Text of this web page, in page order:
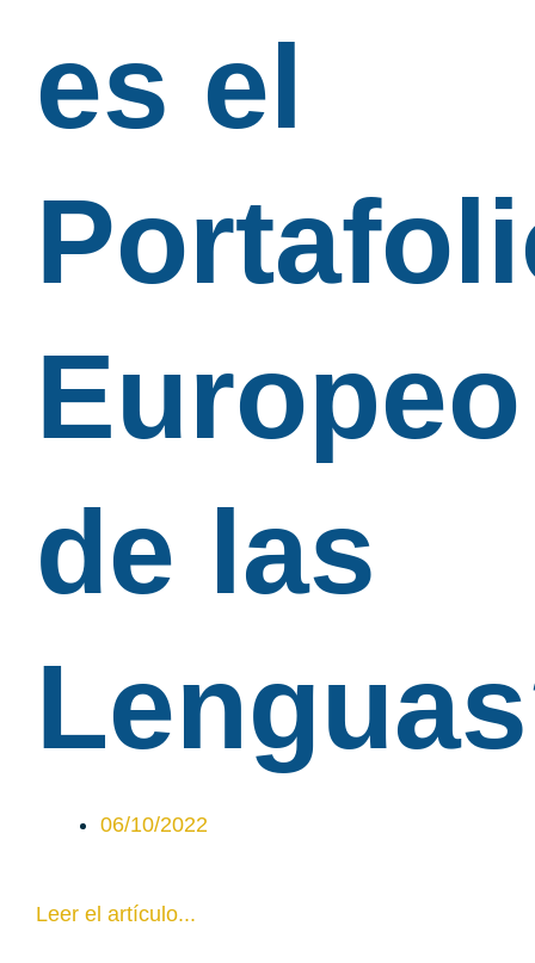
es el
Europeo
de las
06/10/2022
Leer el artículo...